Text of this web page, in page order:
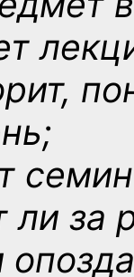
ли за